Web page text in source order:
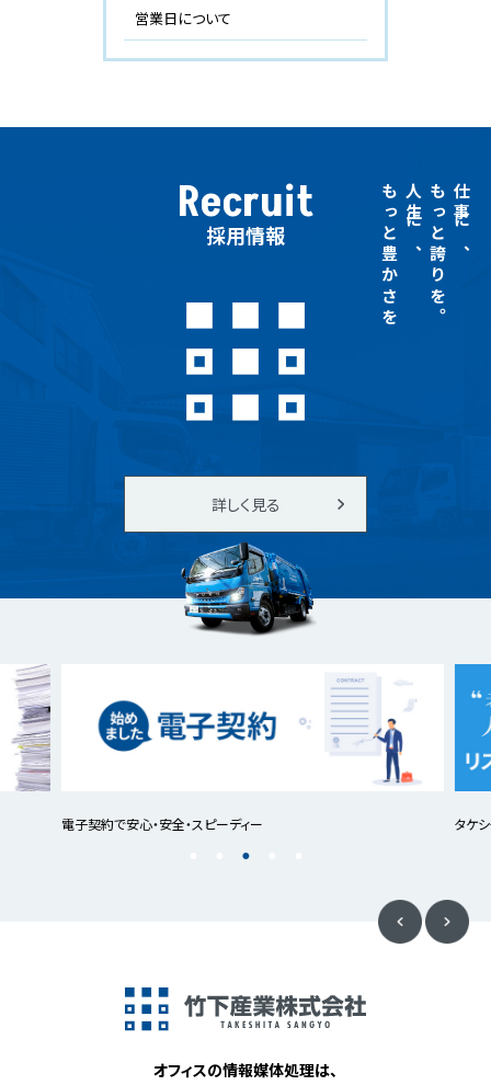
営業日について
Recruit
採用情報
詳しく見る
仕事に、
もっと誇りを。
人生に、
もっと豊かさを
電子契約で安心・安全・スピーディー タケ
オフィスの情報媒体処理は、